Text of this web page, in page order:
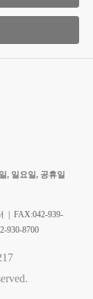
, 일요일, 공휴일
| FAX:042-939-
930-8700